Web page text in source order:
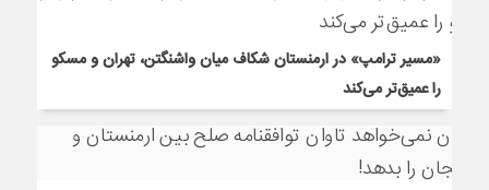
«مسیر ترامپ» در ارمنستان شکاف میان واشنگتن، تهران و مسکو
را عمیق‌تر می‌کند